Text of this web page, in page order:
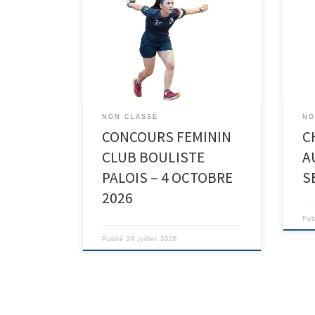
NON CLASSÉ
CONCOURS FEMININ
CLUB BOULISTE
PALOIS – 4 OCTOBRE
2026
Publié29 juillet 2026